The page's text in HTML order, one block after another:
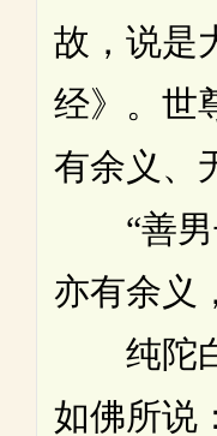
故，说是
经》。世
有余义、
“善男
亦有余义
纯陀白
如佛所说：